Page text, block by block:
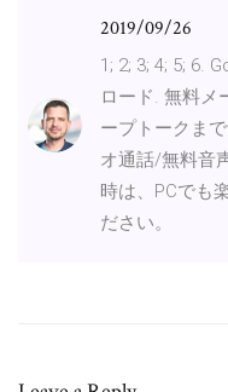
2019/09/26
1; 2; 3; 4; 5; 6.
ロード. 無料メ
ープトークま
オ通話/無料音
時は、PCでも
ださい。